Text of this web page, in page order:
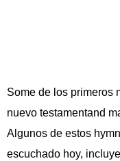
Some de los primeros
nuevo testamentand
Algunos de estos
escuchado hoy,